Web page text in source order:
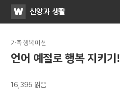
WATV신앙과 생활
가족 행복 미션
언어 예절로 행복 지키기!
16,395 읽음